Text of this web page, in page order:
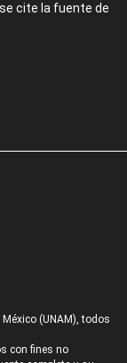
cite la fuente de
(UNAM), todos
con fines no